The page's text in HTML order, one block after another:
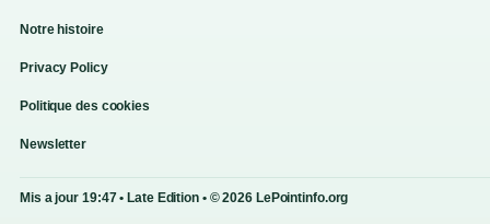
Notre histoire
Privacy Policy
Politique des cookies
Newsletter
Mis a jour 19:47 • Late Edition • © 2026 LePointinfo.org